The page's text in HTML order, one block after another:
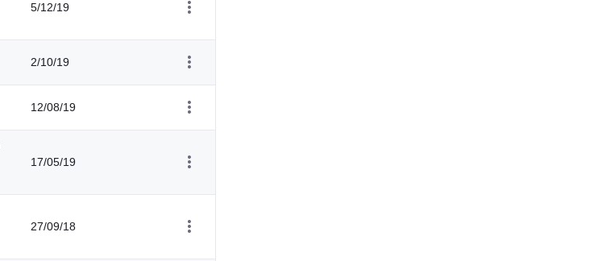
5/12/19
2/10/19
12/08/19
17/05/19
27/09/18